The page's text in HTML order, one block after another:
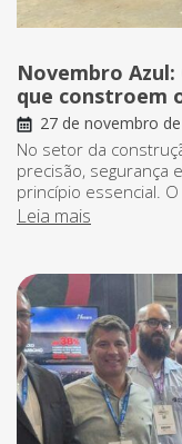
Novembro
que constroem
27 de novembro
No setor da
precisão, segurança
princípio essencial.
Leia mais